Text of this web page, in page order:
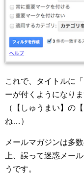
これで、タイトルに
ーが付くようになりま
（【しゅうまい】の
ね…）
メールマガジンは多
上、誤って迷惑メー
うです。